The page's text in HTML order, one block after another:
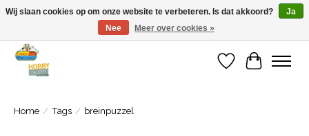
Welkom bij Cadeauhuis Wageningen
Verlanglijst
Home / Tags / breinpuzzel
Wij slaan cookies op om onze website te verbeteren. Is dat akkoord?
Ja
Nee
Meer over cookies »